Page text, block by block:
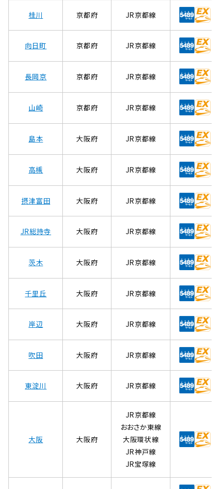
桂川 京都府 JR京都線
向日町 京都府 JR京都線
長岡京 京都府 JR京都線
山崎 京都府 JR京都線
島本 大阪府 JR京都線
高槻 大阪府 JR京都線
摂津富田 大阪府 JR京都線
JR総持寺 大阪府 JR京都線
茨木 大阪府 JR京都線
千里丘 大阪府 JR京都線
岸辺 大阪府 JR京都線
吹田 大阪府 JR京都線
東淀川 大阪府 JR京都線
大阪 大阪府
JR京都線
おおさか東線
大阪環状線
JR神戸線
JR宝塚線